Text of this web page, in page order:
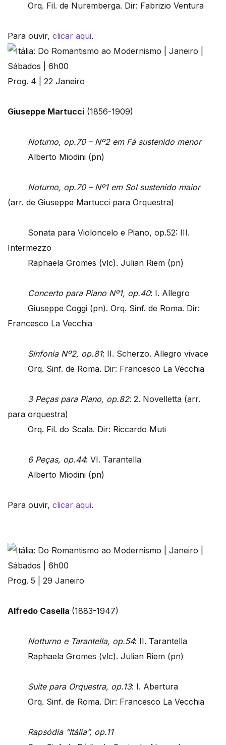
Orq. Fil. de Nuremberga. Dir: Fabrizio Ventura
Para ouvir, clicar aqui.
Prog. 4 | 22 Janeiro
Giuseppe Martucci (1856-1909)
Noturno, op.70 – Nº2 em Fá sustenido menor
Alberto Miodini (pn)
Noturno, op.70 – Nº1 em Sol sustenido maior
(arr. de Giuseppe Martucci para Orquestra)
Sonata para Violoncelo e Piano, op.52: III.
Intermezzo
Raphaela Gromes (vlc). Julian Riem (pn)
Concerto para Piano Nº1, op.40: I. Allegro
Giuseppe Coggi (pn). Orq. Sinf. de Roma. Dir:
Francesco La Vecchia
Sinfonia Nº2, op.81: II. Scherzo. Allegro vivace
Orq. Sinf. de Roma. Dir: Francesco La Vecchia
3 Peças para Piano, op.82: 2. Novelletta (arr.
para orquestra)
Orq. Fil. do Scala. Dir: Riccardo Muti
6 Peças, op.44: VI. Tarantella
Alberto Miodini (pn)
Para ouvir, clicar aqui.
Prog. 5 | 29 Janeiro
Alfredo Casella (1883-1947)
Notturno e Tarantella, op.54: II. Tarantella
Raphaela Gromes (vlc). Julian Riem (pn)
Suite para Orquestra, op.13: I. Abertura
Orq. Sinf. de Roma. Dir: Francesco La Vecchia
Rapsódia “Itália”, op.11